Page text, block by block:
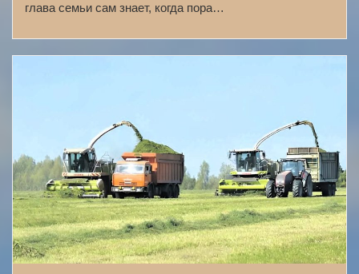
глава семьи сам знает, когда пора…